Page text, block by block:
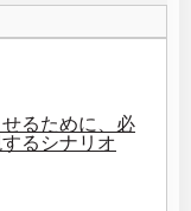
るために、必
るシナリオ